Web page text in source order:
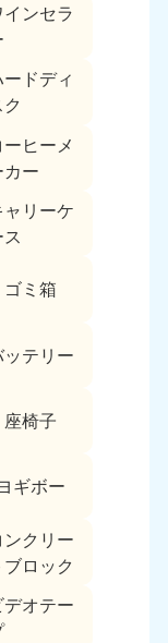
インセラ
ードディ
ーヒーメ
カー
ャリーケ
ス
ゴミ箱
ッテリー
座椅子
ギボー
ンクリー
ブロック
デオテー
城県
5269
阜県
年中無休
5260
石川県
年中無休
梨県
5257
年中無休